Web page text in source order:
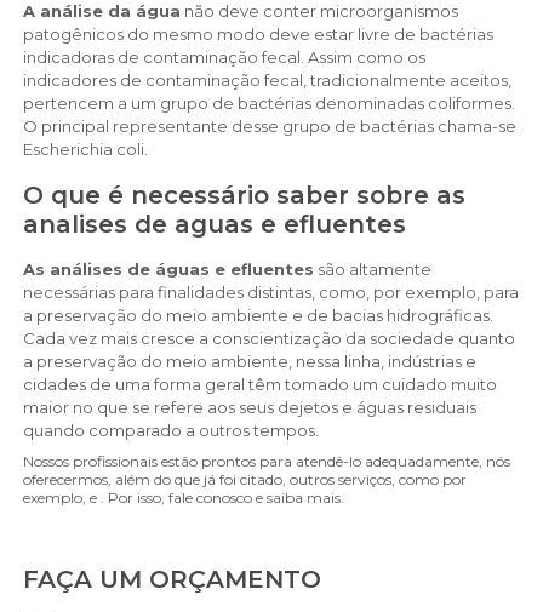
A análise da água não deve conter microorganismos
patogênicos do mesmo modo deve estar livre de bactérias
indicadoras de contaminação fecal. Assim como os
indicadores de contaminação fecal, tradicionalmente aceitos,
pertencem a um grupo de bactérias denominadas coliformes.
O principal representante desse grupo de bactérias chama-se
Escherichia coli.
O que é necessário saber sobre as
analises de aguas e efluentes
As análises de águas e efluentes são altamente
necessárias para finalidades distintas, como, por exemplo, para
a preservação do meio ambiente e de bacias hidrográficas.
Cada vez mais cresce a conscientização da sociedade quanto
a preservação do meio ambiente, nessa linha, indústrias e
cidades de uma forma geral têm tomado um cuidado muito
maior no que se refere aos seus dejetos e águas residuais
quando comparado a outros tempos.
Nossos profissionais estão prontos para atendê-lo adequadamente, nós
oferecermos, além do que já foi citado, outros serviços, como por
exemplo, e . Por isso, fale conosco e saiba mais.
FAÇA UM ORÇAMENTO